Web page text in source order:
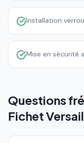
Installation
Mise en sécurité
Questions
Fichet